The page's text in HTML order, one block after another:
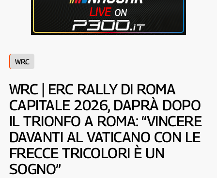
WRC
WRC | ERC RALLY DI ROMA
CAPITALE 2026, DAPRÀ DOPO
IL TRIONFO A ROMA: “VINCERE
DAVANTI AL VATICANO CON LE
FRECCE TRICOLORI È UN
SOGNO”